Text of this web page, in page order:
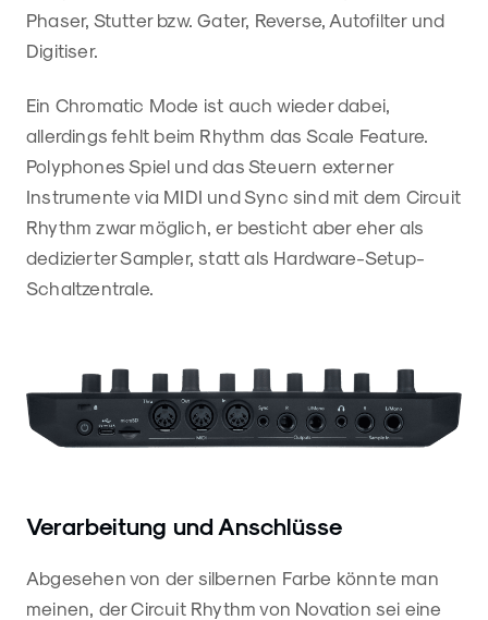
Phaser, Stutter bzw. Gater, Reverse, Autofilter und
Digitiser.
Ein Chromatic Mode ist auch wieder dabei,
allerdings fehlt beim Rhythm das Scale Feature.
Polyphones Spiel und das Steuern externer
Instrumente via MIDI und Sync sind mit dem Circuit
Rhythm zwar möglich, er besticht aber eher als
dedizierter Sampler, statt als Hardware-Setup-
Schaltzentrale.
Verarbeitung und Anschlüsse
Abgesehen von der silbernen Farbe könnte man
meinen, der Circuit Rhythm von Novation sei eine